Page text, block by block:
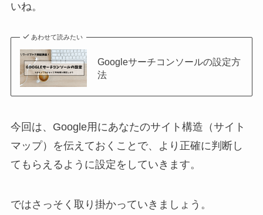
いね。
あわせて読みたい
Googleサーチコンソールの設定方
法
今回は、Google用にあなたのサイト構造（サイト
マップ）を伝えておくことで、より正確に判断し
てもらえるように設定をしていきます。
ではさっそく取り掛かっていきましょう。